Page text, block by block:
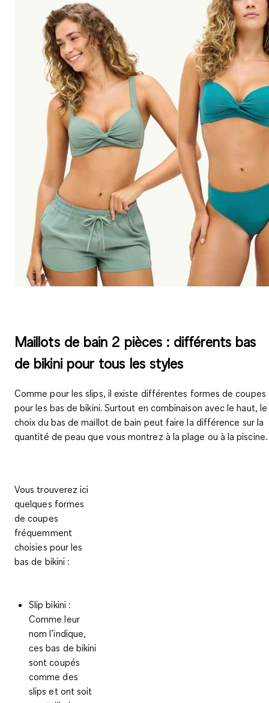
Maillots de bain 2 pièces : différents bas
de bikini pour tous les styles
Comme pour les slips, il existe différentes formes de coupes
pour les bas de bikini. Surtout en combinaison avec le haut, le
choix du bas de maillot de bain peut faire la différence sur la
quantité de peau que vous montrez à la plage ou à la piscine.
Vous trouverez ici
quelques formes
de coupes
fréquemment
choisies pour les
bas de bikini :
Slip bikini:
Comme leur
nom l’indique,
ces bas de bikini
sont coupés
comme des
slips et ont soit